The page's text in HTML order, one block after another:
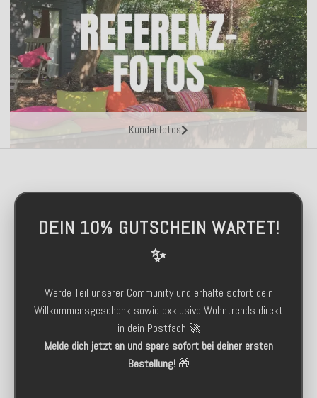
Kundenfotos
DEIN 10% GUTSCHEIN WARTET!
✨
Werde Teil unserer Community und erhalte sofort dein
Willkommensgeschenk sowie exklusive Wohntrends direkt
in dein Postfach 🚀
Melde dich jetzt an und spare sofort bei deiner ersten
Bestellung!🎁